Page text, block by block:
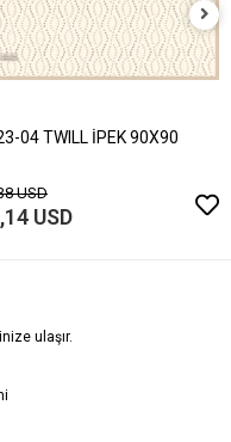
04 TWILL İPEK 90X90
USD
USD
ulaşır.